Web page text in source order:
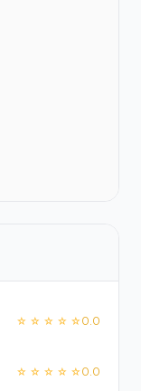
☆ ☆ ☆ ☆ ☆0.0
☆ ☆ ☆ ☆ ☆0.0